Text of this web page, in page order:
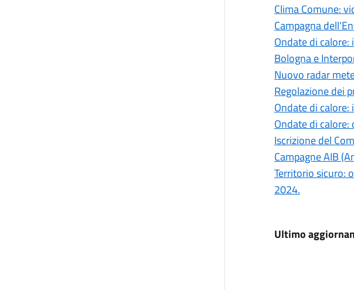
Clima Comune:
Campagna
Ondate di
Bologna e
Nuovo radar
Regolazione dei
Ondate di
Ondate di
Iscrizione del
Campagne AIB
Territorio sicuro:
2024.
Ultimo